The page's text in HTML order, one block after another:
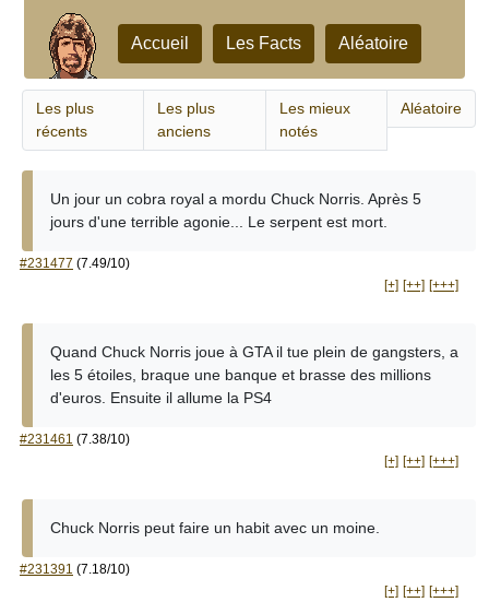
Accueil Les Facts Aléatoire
Les plus
récents
Les plus
anciens
Les mieux
notés
Aléatoire
Un jour un cobra royal a mordu Chuck Norris. Après 5
jours d'une terrible agonie... Le serpent est mort.
#231477 (7.49/10)
[+] [++] [+++]
Quand Chuck Norris joue à GTA il tue plein de gangsters, a
les 5 étoiles, braque une banque et brasse des millions
d'euros. Ensuite il allume la PS4
#231461 (7.38/10)
[+] [++] [+++]
Chuck Norris peut faire un habit avec un moine.
#231391 (7.18/10)
[+] [++] [+++]